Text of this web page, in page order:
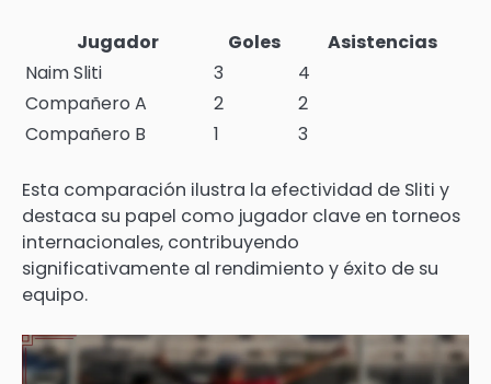
Jugador Goles
Asistencias
Naim Sliti
3
4
Compañero A
2
2
Compañero B
1 3
Esta comparación ilustra la efectividad de Sliti y
destaca su papel como jugador clave en torneos
internacionales, contribuyendo
significativamente al rendimiento y éxito de su
equipo.